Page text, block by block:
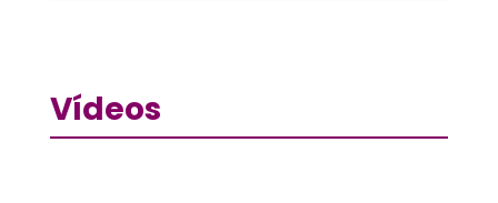
Vídeos